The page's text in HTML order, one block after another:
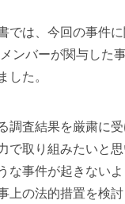
では、今回の事件
ンバーが関与した
した。
調査結果を厳粛に
で取り組みたいと思
な事件が起きない
上の法的措置を検討